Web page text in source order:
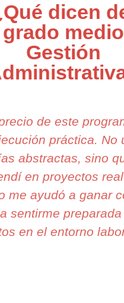
dicen
grado medio
Gestión
de este
práctica. No
abstractas, sino
en proyectos
me ayudó a ganar
sentirme
en el entorno